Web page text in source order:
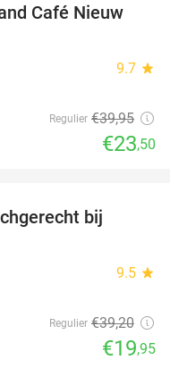
41%
Café Nieuw
9.7 star
Regulier €39,95
€23,50
bij
9.5 star
Regulier €39,20
€19,95